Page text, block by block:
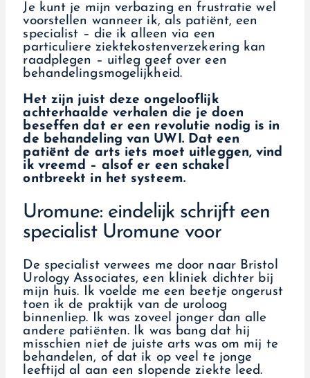
Je kunt je mijn verbazing en frustratie wel
voorstellen wanneer ik, als patiënt, een
specialist – die ik alleen via een
particuliere ziektekostenverzekering kan
raadplegen – uitleg geef over een
behandelingsmogelijkheid.
Het zijn juist deze ongelooflijk
achterhaalde verhalen die je doen
beseffen dat er een revolutie nodig is in
de behandeling van UWI. Dat een
patiënt de arts iets moet uitleggen, vind
ik vreemd – alsof er een schakel
ontbreekt in het systeem.
Uromune: eindelijk schrijft een
specialist Uromune voor
De specialist verwees me door naar Bristol
Urology Associates, een kliniek dichter bij
mijn huis. Ik voelde me een beetje ongerust
toen ik de praktijk van de uroloog
binnenliep. Ik was zoveel jonger dan alle
andere patiënten. Ik was bang dat hij
misschien niet de juiste arts was om mij te
behandelen, of dat ik op veel te jonge
leeftijd al aan een slopende ziekte leed.